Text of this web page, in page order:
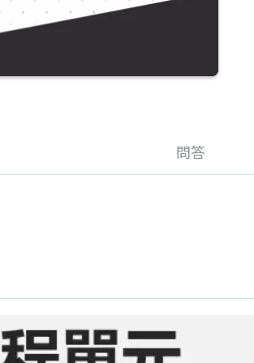
問答